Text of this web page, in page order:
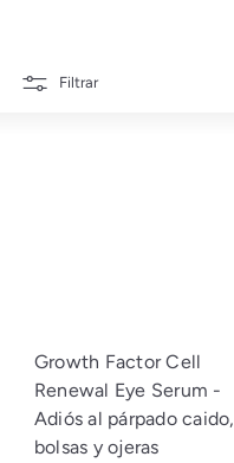
c
Filtrar
Growth Factor Cell
Renewal Eye Serum -
Adiós al párpado caido,
bolsas y ojeras